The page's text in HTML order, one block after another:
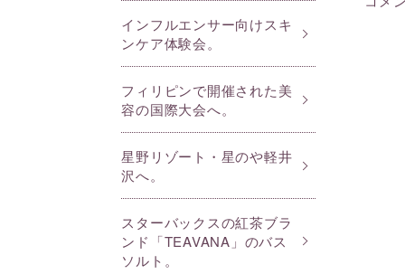
インフルエンサー向けスキ
ンケア体験会。
フィリピンで開催された美
容の国際大会へ。
星野リゾート・星のや軽井
沢へ。
スターバックスの紅茶ブラ
ンド「TEAVANA」のバス
ソルト。